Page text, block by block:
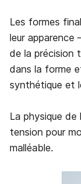
Les formes
leur apparence
de la précision
dans la forme
synthétique et
La physique de
tension pour
malléable.